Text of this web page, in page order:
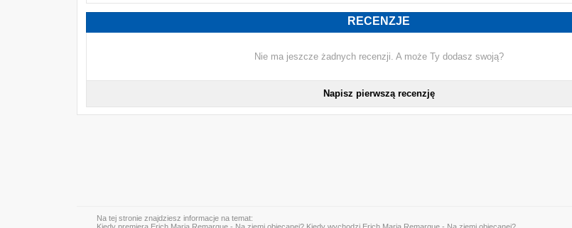
RECENZJE
Nie ma jeszcze żadnych recenzji. A może Ty dodasz swoją?
Napisz pierwszą recenzję
Na tej stronie znajdziesz informacje na temat:
NOWA